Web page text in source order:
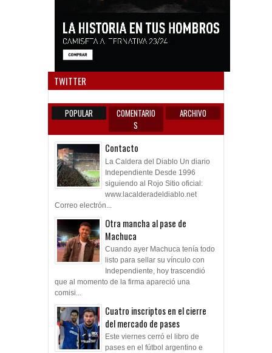
TWITTER
POPULAR
COMENTARIO
S
ARCHIVO
Contacto
La Caldera del Diablo Un diario
Independiente Desde 1996
siguiendo al Rojo Sitio oficial:
www.lacalderadeldiablo.net
Correo electrón...
Otra mancha al pase de
Machuca
Cuando ayer Machuca tenía todo
listo para sellar su vínculo con
Independiente, hoy trascendió
que al momento de la firma apareció una
comisi...
Cuatro inscriptos en el cierre
del mercado de pases
Este viernes cerró el libro de
pases en el fútbol argentino e